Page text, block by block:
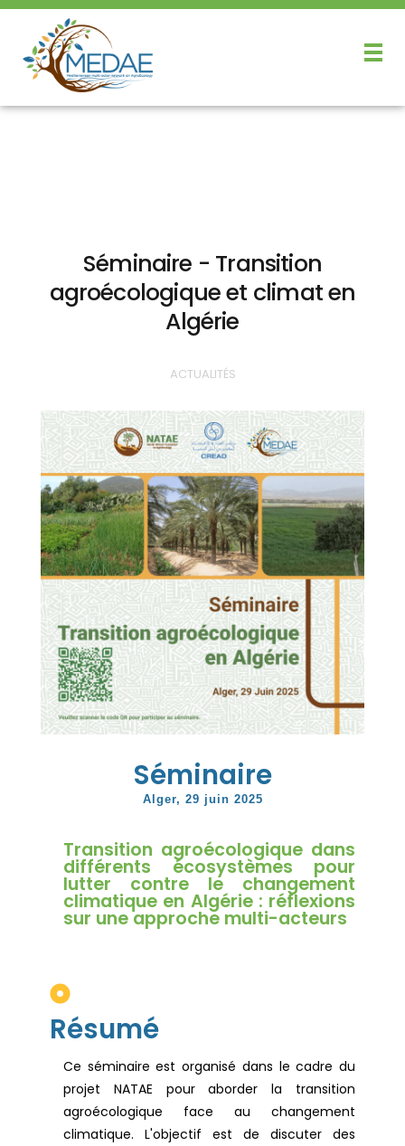
Séminaire - Transition
agroécologique et climat en
Algérie
ACTUALITÉS
Séminaire
Alger, 29 juin 2025
Transition agroécologique dans
différents écosystèmes pour
lutter contre le changement
climatique en Algérie : réflexions
sur une approche multi-acteurs
Résumé
Ce séminaire est organisé dans le cadre du
projet NATAE pour aborder la transition
agroécologique face au changement
climatique. L'objectif est de discuter des